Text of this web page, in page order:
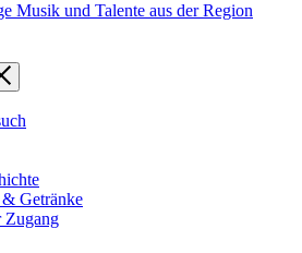
Musik und Talente aus der Region
Getränke
Zugang